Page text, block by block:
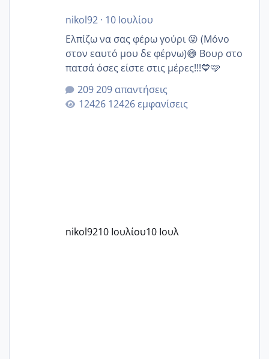
nikol92· 10 Ιουλίου
Ελπίζω να σας φέρω γούρι 😜 (Μόνο
στον εαυτό μου δε φέρνω)😅 Βουρ στο
πατσά όσες είστε στις μέρες!!!💙🩷
209 απαντήσεις
12426 εμφανίσεις
nikol9210 Ιουλίου10 Ιουλ